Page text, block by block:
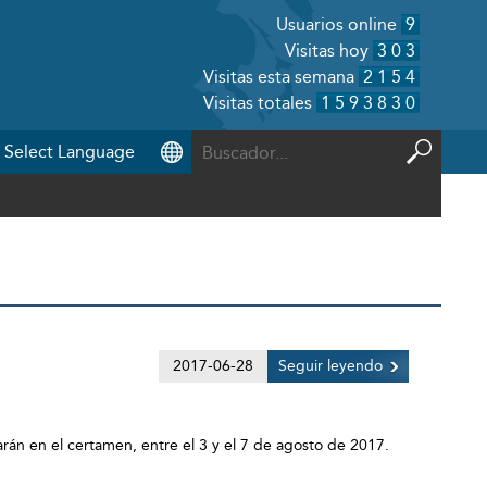
Usuarios online 9
Visitas hoy 303
Visitas esta semana 2154
Visitas totales 1593830
en el certamen, entre el 3 y el 7 de agosto de 2017.
2017-06-28 Seguir leyendo